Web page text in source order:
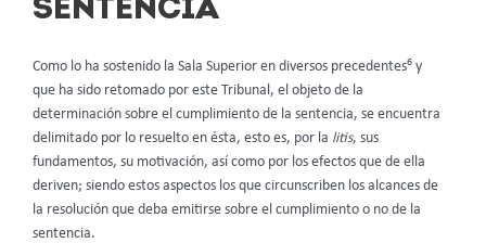
SENTENCIA
Como lo ha sostenido la Sala Superior en diversos precedentes6 y
que ha sido retomado por este Tribunal, el objeto de la
determinación sobre el cumplimiento de la sentencia, se encuentra
delimitado por lo resuelto en ésta, esto es, por la litis, sus
fundamentos, su motivación, así como por los efectos que de ella
deriven; siendo estos aspectos los que circunscriben los alcances de
la resolución que deba emitirse sobre el cumplimiento o no de la
sentencia.